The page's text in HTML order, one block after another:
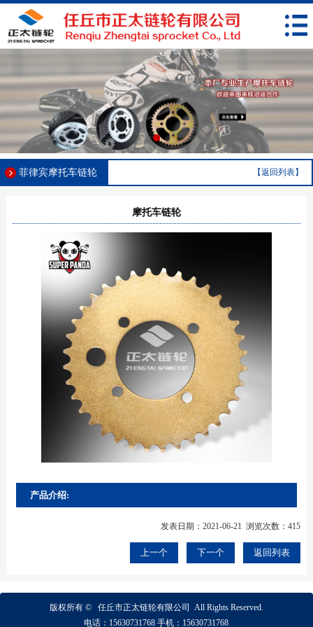
菲律宾摩托车链轮 【返回列表】
摩托车链轮
产品介绍:
发表日期：2021-06-21 浏览次数：415
上一个 下一个 返回列表
版权所有 © 任丘市正太链轮有限公司 All Rights Reserved.
电话： 15630731768 手机： 15630731768